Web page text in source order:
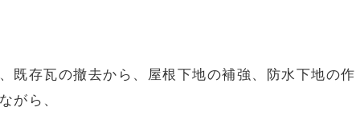
既存瓦の撤去から、屋根下地の補強、防水下地の
がら、